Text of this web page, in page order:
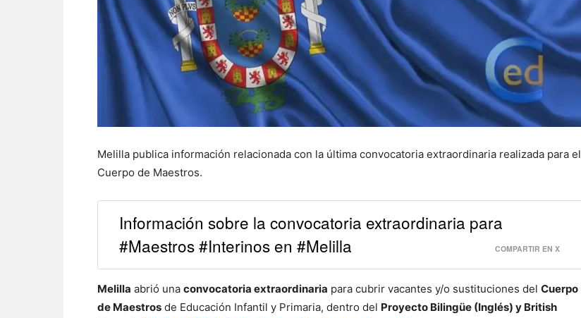
Melilla publica información relacionada con la última convocatoria extraordinaria realizada para el
Cuerpo de Maestros.
Información sobre la convocatoria extraordinaria para
#Maestros #Interinos en #Melilla
COMPARTIR EN X
Melilla abrió una convocatoria extraordinaria para cubrir vacantes y/o sustituciones del Cuerpo
de Maestros de Educación Infantil y Primaria, dentro del Proyecto Bilingüe (Inglés) y British